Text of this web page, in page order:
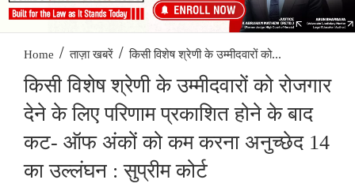
Home / ताज़ा खबरें / किसी विशेष श्रेणी के उम्मीदवारों को...
किसी विशेष श्रेणी के उम्मीदवारों को रोजगार
देने के लिए परिणाम प्रकाशित होने के बाद
कट- ऑफ अंकों को कम करना अनुच्छेद 14
का उल्लंघन : सुप्रीम कोर्ट